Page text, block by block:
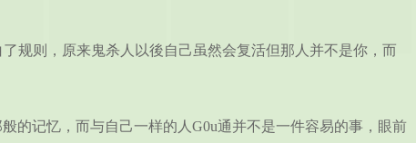
规则，原来鬼杀人以後自己虽然会复活但那人并不是你，而
记忆，而与自己一样的人G0u通并不是一件容易的事，眼前